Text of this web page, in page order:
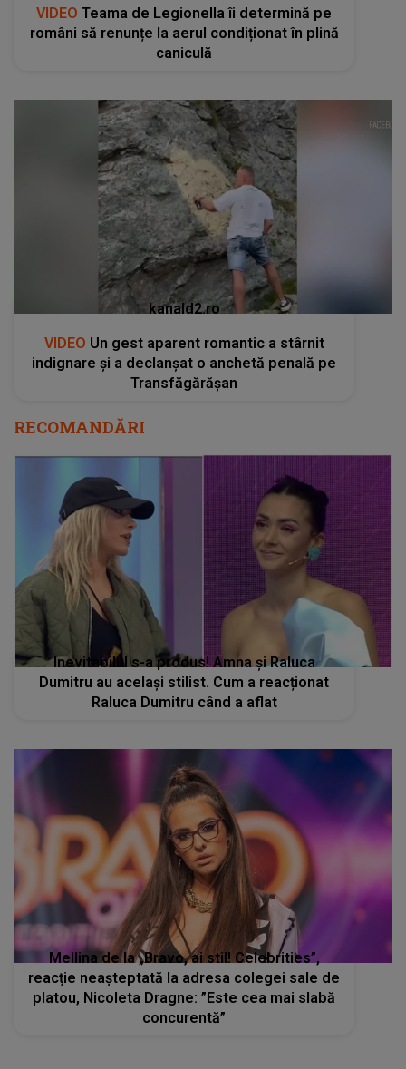
VIDEO Teama de Legionella îi determină pe
români să renunțe la aerul condiționat în plină
caniculă
kanald2.ro
VIDEO Un gest aparent romantic a stârnit
indignare și a declanșat o anchetă penală pe
Transfăgărășan
RECOMANDĂRI
Inevitabilul s-a produs! Amna și Raluca
Dumitru au același stilist. Cum a reacționat
Raluca Dumitru când a aflat
Mellina de la „Bravo, ai stil! Celebrities”,
reacție neașteptată la adresa colegei sale de
platou, Nicoleta Dragne: ”Este cea mai slabă
concurentă”